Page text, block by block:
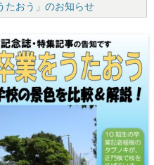
たおう」のお知らせ